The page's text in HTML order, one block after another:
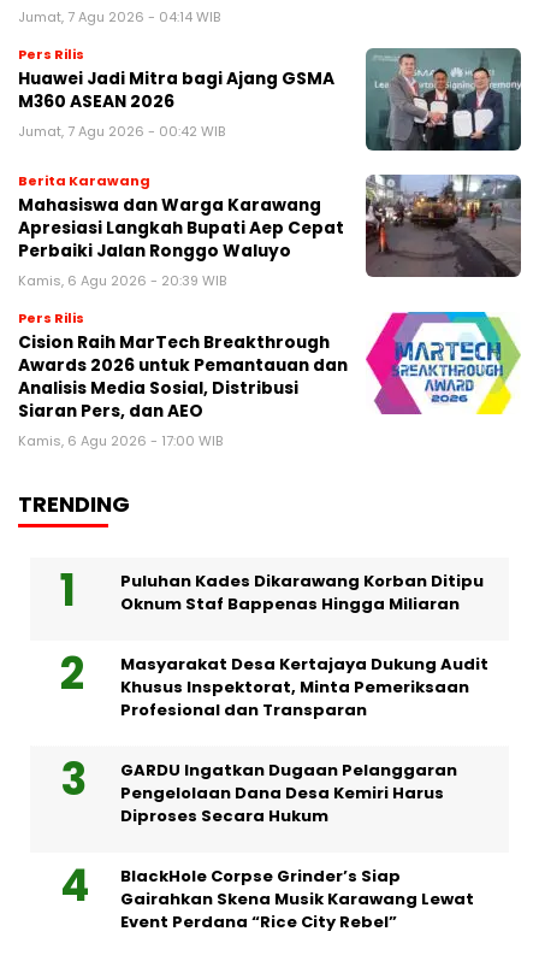
Jumat, 7 Agu 2026 - 04:14 WIB
Pers Rilis
Huawei Jadi Mitra bagi Ajang GSMA
M360 ASEAN 2026
Jumat, 7 Agu 2026 - 00:42 WIB
Berita Karawang
Mahasiswa dan Warga Karawang
Apresiasi Langkah Bupati Aep Cepat
Perbaiki Jalan Ronggo Waluyo
Kamis, 6 Agu 2026 - 20:39 WIB
Pers Rilis
Cision Raih MarTech Breakthrough
Awards 2026 untuk Pemantauan dan
Analisis Media Sosial, Distribusi
Siaran Pers, dan AEO
Kamis, 6 Agu 2026 - 17:00 WIB
TRENDING
Puluhan Kades Dikarawang Korban Ditipu
Oknum Staf Bappenas Hingga Miliaran
Masyarakat Desa Kertajaya Dukung Audit
Khusus Inspektorat, Minta Pemeriksaan
Profesional dan Transparan
GARDU Ingatkan Dugaan Pelanggaran
Pengelolaan Dana Desa Kemiri Harus
Diproses Secara Hukum
BlackHole Corpse Grinder’s Siap
Gairahkan Skena Musik Karawang Lewat
Event Perdana “Rice City Rebel”